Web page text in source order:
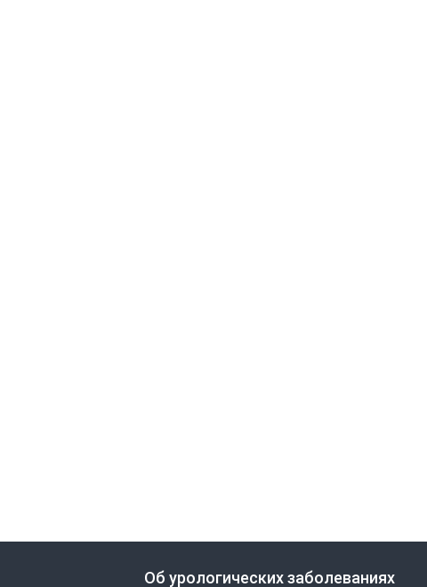
Об урологических заболеваниях